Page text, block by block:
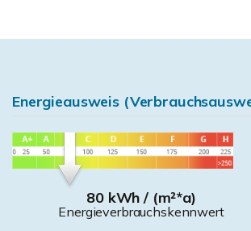
Energieausweis
80 kWh / (m²*a)
Energieverbrauchskennwert